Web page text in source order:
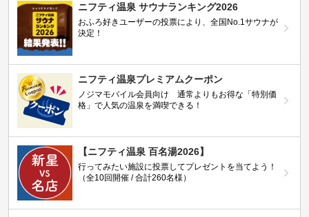
ニフティ温泉 サウナランキング2026
おふろ好きユーザーの投票により、全国No.1サウナが
決定！
ニフティ温泉プレミアムクーポン
ノジマモバイル会員向け 通常よりもお得な「特別価
格」で人気の温泉を満喫できる！
【ニフティ温泉 百名湯2026】
行ってみたい施設に投票してプレゼントを当てよう！
（全10回開催 / 合計260名様）